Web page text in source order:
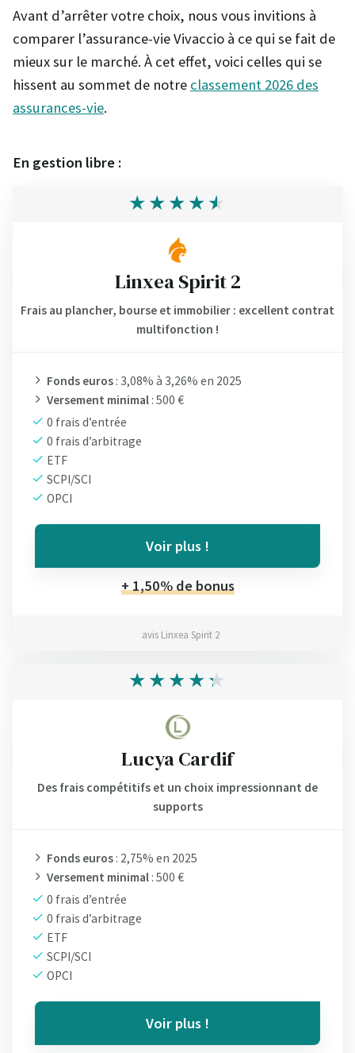
Avant d’arrêter votre choix, nous vous invitions à
comparer l’assurance-vie Vivaccio à ce qui se fait de
mieux sur le marché. À cet effet, voici celles qui se
hissent au sommet de notre classement 2026 des
assurances-vie.
En gestion libre :
Linxea Spirit 2
Frais au plancher, bourse et immobilier : excellent contrat
multifonction !
Fonds euros : 3,08% à 3,26% en 2025
Versement minimal : 500 €
0 frais d’entrée
0 frais d’arbitrage
ETF
SCPI/SCI
OPCI
Voir plus !
+ 1,50% de bonus
avis Linxea Spirit 2
Lucya Cardif
Des frais compétitifs et un choix impressionnant de
supports
Fonds euros : 2,75% en 2025
Versement minimal : 500 €
0 frais d’entrée
0 frais d’arbitrage
ETF
SCPI/SCI
OPCI
Voir plus !